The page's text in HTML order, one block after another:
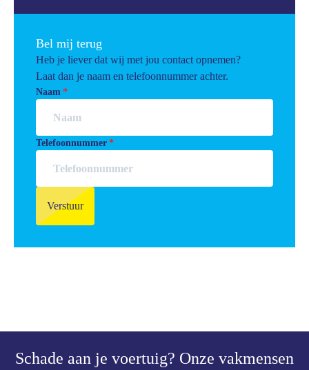
Bel mij terug
Heb je liever dat wij met jou contact opnemen?
Laat dan je naam en telefoonnummer achter.
Naam
Telefoonnummer
Verstuur
Schade aan je voertuig? Onze vakmensen